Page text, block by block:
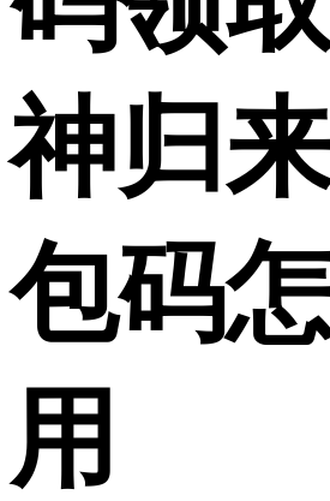
神归
包码
用